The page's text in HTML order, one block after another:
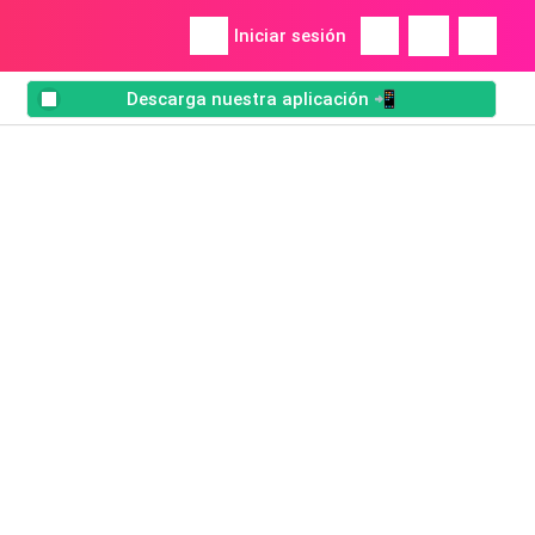
Iniciar sesión
Descarga nuestra aplicación 📲